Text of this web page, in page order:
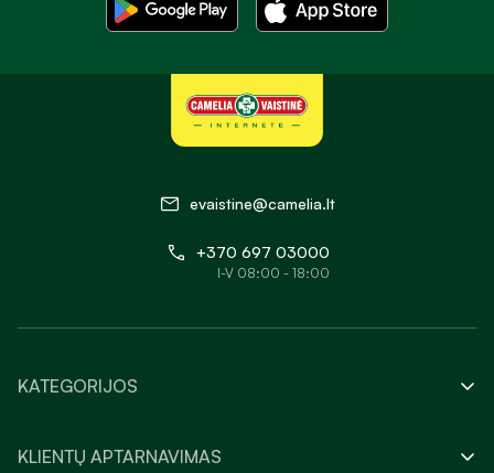
evaistine@camelia.lt
+370 697 03000
I-V 08:00 - 18:00
KATEGORIJOS
KLIENTŲ APTARNAVIMAS